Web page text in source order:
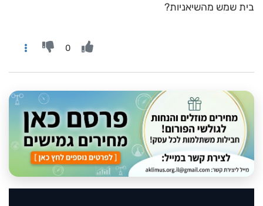
בית שמש מהשיאניות?
0